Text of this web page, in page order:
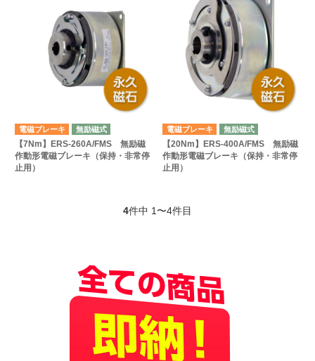
電磁ブレーキ 無励磁式
【7Nm】ERS-260A/FMS 無励磁
作動形電磁ブレーキ（保持・非常停
止用）
電磁ブレーキ 無励磁式
【20Nm】ERS-400A/FMS 無励磁
作動形電磁ブレーキ（保持・非常停
止用）
4件中 1〜4件目